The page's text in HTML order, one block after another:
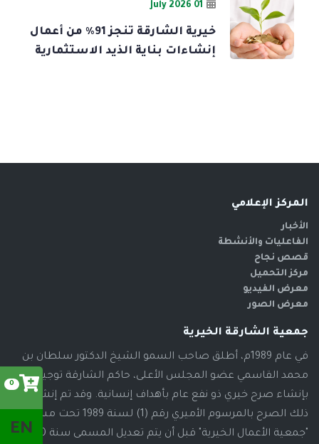
0
EN
01 July 2026
خيرية الشارقة تنجز 91% من أعمال
إنشاءات بناية الذيد الاستثمارية
المركز الإعلامي
الأخبار
الفاعليات والأنشطة
قصص نجاح
مركز التحميل
معرض الفيديو
معرض الصور
جمعية الشارقة الخيرية
في عام 1989م، أطلق صاحب السمو الشيخ الدكتور سلطان بن
محمد القاسمي عضو المجلس الأعلى، حاكم الشارقة توجيهاته
بإنشاء صرح خيري ذو نفع عام بأهداف إنسانية. وقد تم إنشاء
ذلك الصرح بالمرسوم الأميري رقم (1) لسنة 1989 تحت مسمى
"جمعية الأعمال الخيرية" قبل أن يتم تعديل المسمى سنة 2000م،